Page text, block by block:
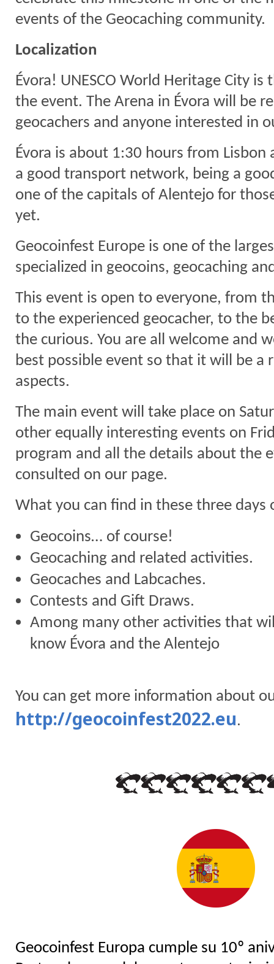
events of the Geocaching community.
Localization
Évora! UNESCO World Heritage City is
the event. The Arena in Évora will be
geocachers and anyone interested in
Évora is about 1:30 hours from
a good transport network, being a
one of the capitals of Alentejo for
yet.
Geocoinfest Europe is one of the
specialized in geocoins, geocaching
This event is open to everyone, from
to the experienced geocacher, to the
the curious. You are all welcome and
best possible event so that it will be a
aspects.
The main event will take place on
other equally interesting events on
program and all the details about the
consulted on our page.
What you can find in these three days
Geocoins… of course!
Geocaching and related activities.
Geocaches and Labcaches.
Contests and Gift Draws.
Among many other activities that
know Évora and the Alentejo
You can get more information about
http://geocoinfest2022.eu.
Geocoinfest Europa cumple su 10º